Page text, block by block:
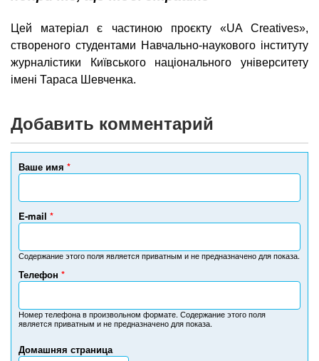
Цей матеріал є частиною проєкту «UA Creatives»,
створеного студентами Навчально-наукового інституту
журналістики Київського національного університету
імені Тараса Шевченка.
Добавить комментарий
Ваше имя *
E-mail *
Содержание этого поля является приватным и не предназначено для показа.
Домашняя страница
Телефон *
Н
м
е
т
Номер телефона в произвольном формате. Содержание этого поля
является приватным и не предназначено для показа.